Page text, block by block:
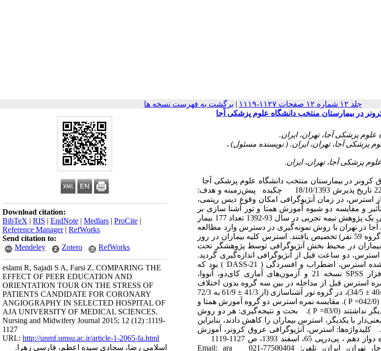
جلد ۱۲ شماره ۱۲ صفحات ۱۱۲۷-۱۱۱۹ | برگشت به فهرست نسخه ها
Download citation:
BibTeX | RIS | EndNote | Medlars | ProCite |
Reference Manager| RefWorks
Send citation to:
Mendeley
Zotero RefWorks
eslami R, Sajadi S A, Farsi Z. COMPARING THE
EFFECT OF PEER EDUCATION AND
ORIENTATION TOUR ON THE STRESS OF
PATIENTS CANDIDATE FOR CORONARY
ANGIOGRAPHY IN SELECTED HOSPITAL OF
AJA UNIVERSITY OF MEDICAL SCIENCES.
Nursing and Midwifery Journal 2015; 12 (12) :1119-
1127
URL: http://unmf.umsu.ac.ir/article-1-2065-fa.html
اسلامی رضا، سجادی سیده اعظم، فارسی زهرا.
در بیمارستان منتخب دانشگاه علوم پزشکی آجا
کرونر در بیمارستان منتخب دانشگاه علوم پزشکی آجا
رضا اسلامی [1] ، سیده اعظم سجادی [2] *، زهرا فارسی [3] تاریخ دریافت 22/08/1393 تاریخ پذیرش 18/10/1393 چکیده پیش‌زمینه و هدف:
استرس، در زمان آنژیوگرافی امکان وقوع دیس ریتمی،
و مقایسه دو شیوه آموزش همتا و تور آشنا سازی بر
استرس بیماران کاندید آنژیوگرافی عروق کرونر طراحی و اجرا شد. مواد و روش‌ها: طی یک پژوهش نیمه تجربی در سال 93-1392 تعداد 177 بیمار
آجا در تهران با روش نمونه‌گیری در دسترس وارد مطالعه
شده و به‌صورت یک روز در میان به سه گروه آموزش همتا، تور آشناسازی و کنترل (هر گروه 59 نفر) تخصیص یافتند. استرس کلیه بیماران در روز
در محیط بخش آنژیوگرافی توسط پژوهشگر تحت
دو ساعت قبل از آنژیوگرافی اندازه‌گیری گردید.
ابزار گردآوری داده‌ها، پرسش‌نامه اطلاعات خصوصیات فردی و پرسش‌نامه استاندارد‌شده استرس، اضطراب و افسردگی ( DASS-21 ) بود که
روایی و پایایی آن مورد تأیید قرار گرفته است. داده‌های جمع‌آوری‌شده توسط نرم‌افزار SPSS نسخه 21 و آزمون‌های آماری کای‌دو، آنووا،
استرس قبل از مداخله در بین سه گروه بدون اختلاف
معنی‌دار بود (52/0= p ). هم‌چنین میانگین نمره استرس در گروه همتا (از 57/3 ± 92/8 به 40/3 ± 34/5)، در گروه تور آشناسازی (از 41/3 ± 61/9 به 72/3
± 37/5) کاهش (00/0= P ) و در گروه کنترل (از 03/4 ± 98/8 به 12/4 ± 31/10) افزایش یافت (042/0= P ). مقایسه نمره استرس دو گروه آموزش همتا و
تور آشناسازی پس از مداخله حاکی از این بود که این دو گروه اختلاف معنی‌داری با یکدیگر نداشتند (83/0= P ). بحث و نتیجه‌گیری: هر دو روش
با یکدیگر، استرس بیماران را کاهش دادند، بنابراین
کلیدواژه‌ها: استرس، آنژیوگرافی عروق کرونر، آموزش
آدرس مکاتبه: گروه داخلی-جراحی، دانشکده پرستاری، دانشگاه علوم پزشکی آجا، تهران، ایران، تلفن: 77500404-021 Email: ara